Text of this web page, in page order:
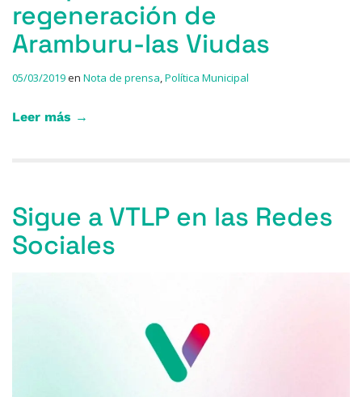
regeneración de
Aramburu-las Viudas
05/03/2019en Nota de prensa,Política Municipal
Leer más →
Sigue a VTLP en las Redes
Sociales